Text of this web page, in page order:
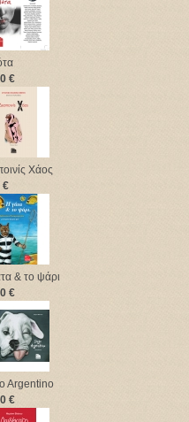
€
Χάος
€
& το ψάρι
€
Argentino
€